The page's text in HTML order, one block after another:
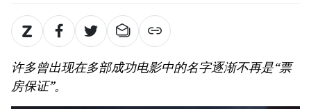
越南国会常务委员会会议：提交国会审议通过设立广
宁市和北宁市《决议》
许多曾出现在多部成功电影中的名字逐渐不再是“票
房保证”。